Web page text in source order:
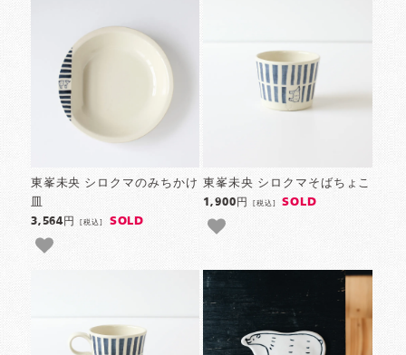
東峯未央 シロクマのみちかけ
皿
3,564円[税込] SOLD
東峯未央 シロクマそばちょこ
1,900円 [税込] SOLD